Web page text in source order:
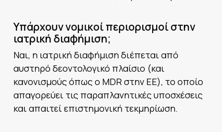
Υπάρχουν νομικοί περιορισμοί στην
ιατρική διαφήμιση;
Ναι, η ιατρική διαφήμιση διέπεται από
αυστηρό δεοντολογικό πλαίσιο (και
κανονισμούς όπως ο MDR στην ΕΕ), το οποίο
απαγορεύει τις παραπλανητικές υποσχέσεις
και απαιτεί επιστημονική τεκμηρίωση.